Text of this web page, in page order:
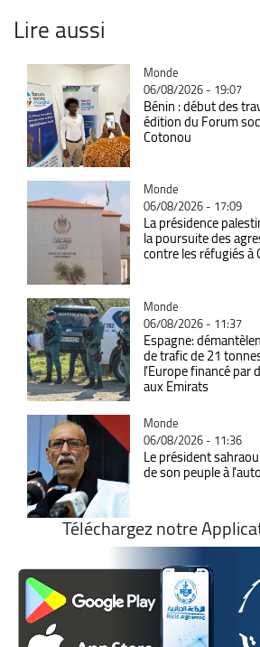
Lire aussi
Catégorie
Monde
06/08/2026 - 19:07
Bénin : début des
édition du Forum
Cotonou
Catégorie
Monde
06/08/2026 - 17:09
La présidence
la poursuite des
contre les réfugiés à
Catégorie
Monde
06/08/2026 - 11:37
Espagne:
de trafic de 21
l’Europe financé
aux Emirats
Catégorie
Monde
06/08/2026 - 11:36
Le président
de son peuple à
Téléchargez notre